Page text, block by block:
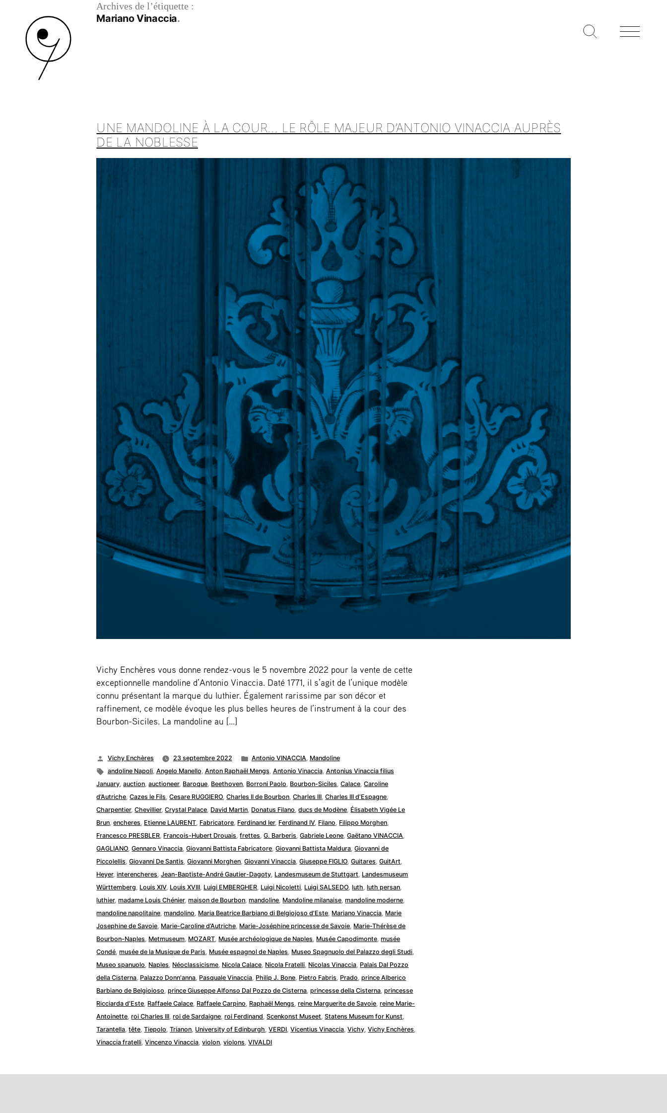
Archives de l’étiquette :
Mariano Vinaccia
UNE MANDOLINE À LA COUR… LE RÔLE MAJEUR D’ANTONIO VINACCIA AUPRÈS
DE LA NOBLESSE
Vichy Enchères vous donne rendez-vous le 5 novembre 2022 pour la vente de cette
exceptionnelle mandoline d’Antonio Vinaccia. Daté 1771, il s’agit de l’unique modèle
connu présentant la marque du luthier. Également rarissime par son décor et
raffinement, ce modèle évoque les plus belles heures de l’instrument à la cour des
Bourbon-Siciles. La mandoline au […]
Publié
par
Vichy Enchères 23 septembre 2022
Publié
dans
Antonio VINACCIA, Mandoline
Étiquettes :
andoline Napoli, Angelo Manello, Anton Raphaël Mengs, Antonio Vinaccia, Antonius Vinaccia filius
January,auction,auctioneer, Baroque, Beethoven, Borroni Paolo, Bourbon-Siciles,Calace,Caroline
d’Autriche,Cazes le Fils,Cesare RUGGIERO,Charles II de Bourbon,Charles III,Charles III d’Espagne,
Charpentier,Chevillier,Crystal Palace, David Martin, Donatus Filano,ducs de Modène, Élisabeth Vigée Le
Brun,encheres, Etienne LAURENT, Fabricatore, Ferdinand Ier, Ferdinand IV, Filano, Filippo Morghen,
Francesco PRESBLER, Francois-Hubert Drouais,frettes,G. Barberis,Gabriele Leone,Gaëtano VINACCIA,
GAGLIANO,Gennaro Vinaccia,Giovanni Battista Fabricatore,Giovanni Battista Maldura,Giovanni de
Piccolellis,Giovanni De Santis,Giovanni Morghen,Giovanni Vinaccia,Giuseppe FIGLIO,Guitares,GuitArt,
Heyer,interencheres,Jean-Baptiste-André Gautier-Dagoty, Landesmuseum de Stuttgart, Landesmuseum
Württemberg, Louis XIV, Louis XVIII, Luigi EMBERGHER, Luigi Nicoletti, Luigi SALSEDO,luth,luth persan,
luthier,madame Louis Chénier,maison de Bourbon,mandoline, Mandoline milanaise,mandoline moderne,
mandoline napolitaine,mandolino, Maria Beatrice Barbiano di Belgiojoso d'Este, Mariano Vinaccia, Marie
Josephine de Savoie, Marie-Caroline d’Autriche, Marie-Joséphine princesse de Savoie, Marie-Thérèse de
Bourbon-Naples, Metmuseum, MOZART, Musée archéologique de Naples, Musée Capodimonte,musée
Condé,musée de la Musique de Paris, Musée espagnol de Naples, Museo Spagnuolo del Palazzo degli Studi,
Museo spanuolo, Naples, Néoclassicisme, Nicola Calace, Nicola Fratelli, Nicolas Vinaccia, Palais Dal Pozzo
della Cisterna, Palazzo Donn'anna, Pasquale Vinaccia, Philip J. Bone, Pietro Fabris, Prado,prince Alberico
Barbiano de Belgioioso,prince Giuseppe Alfonso Dal Pozzo de Cisterna,princesse della Cisterna,princesse
Ricciarda d'Este, Raffaele Calace, Raffaele Carpino, Raphaël Mengs,reine Marguerite de Savoie,reine Marie-
Antoinette,roi Charles III,roi de Sardaigne,roi Ferdinand,Scenkonst Museet,Statens Museum for Kunst,
Tarantella,tête,Tiepolo,Trianon, University of Edinburgh,VERDI,Vicentius Vinaccia,Vichy,Vichy Enchères,
Vinaccia fratelli,Vincenzo Vinaccia,violon,violons,VIVALDI